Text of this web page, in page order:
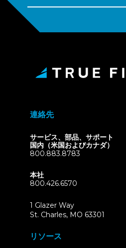
連絡先
サービス、部品、サポート
国内（米国およびカナダ）
800.883.8783
本社
800.426.6570
1 Glazer Way
St. Charles, MO 63301
リソース